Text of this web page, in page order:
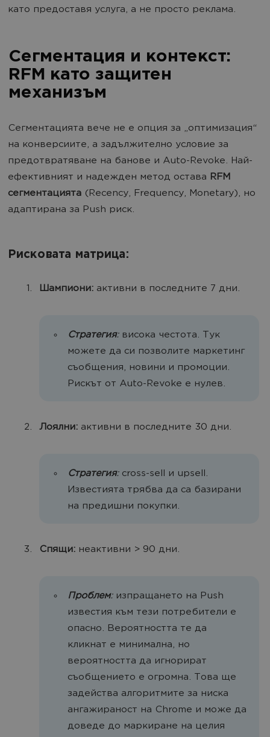
като предоставя услуга, а не просто реклама.
Сегментация и контекст:
RFM като защитен
механизъм
Сегментацията вече не е опция за „оптимизация“
на конверсиите, а задължително условие за
предотвратяване на банове и Auto-Revoke. Най-
ефективният и надежден метод остава RFM
сегментацията (Recency, Frequency, Monetary), но
адаптирана за Push риск.
Рисковата матрица:
Шампиони: активни в последните 7 дни.
Стратегия:висока честота. Тук
можете да си позволите маркетинг
съобщения, новини и промоции.
Рискът от Auto-Revoke е нулев.
Лоялни: активни в последните 30 дни.
Стратегия:cross-sell и upsell.
Известията трябва да са базирани
на предишни покупки.
Спящи: неактивни > 90 дни.
Проблем:изпращането на Push
известия към тези потребители е
опасно. Вероятността те да
кликнат е минимална, но
вероятността да игнорират
съобщението е огромна. Това ще
задейства алгоритмите за ниска
ангажираност на Chrome и може да
доведе до маркиране на целия